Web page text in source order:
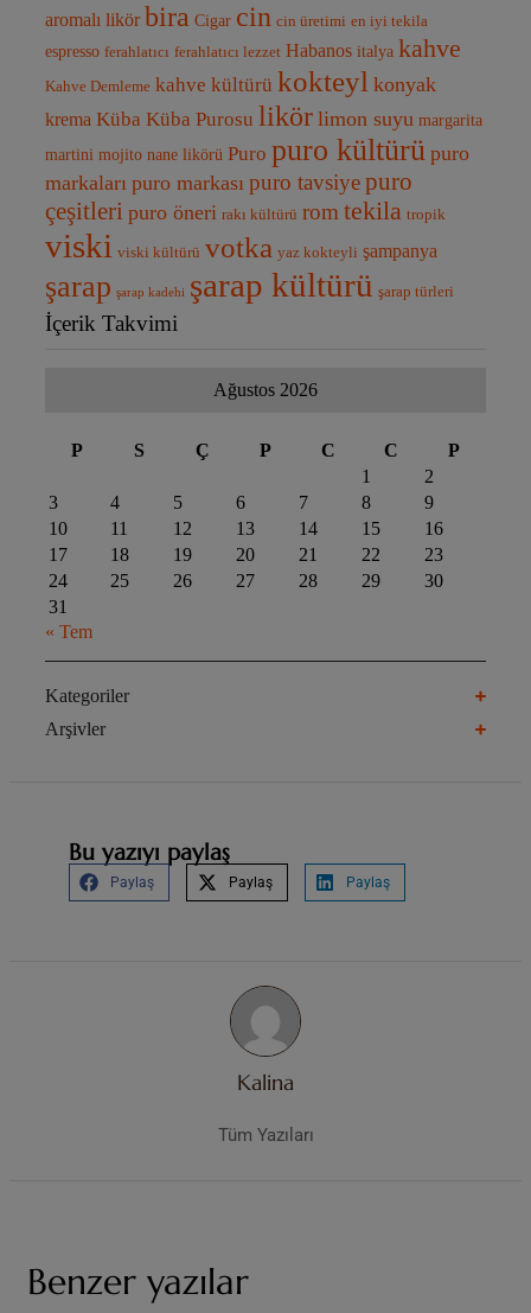
aromalı likör bira Cigar cin cin üretimi en iyi tekila
espresso ferahlatıcı ferahlatıcı lezzet Habanos italya kahve
Kahve Demleme kahve kültürü kokteyl konyak
krema Küba Küba Purosu likör limon suyu margarita
martini mojito nane likörü Puro puro kültürü puro
markaları puro markası puro tavsiyepuro
çeşitleri puro öneri rakı kültürü rom tekila tropik
viski viski kültürü votka yaz kokteyli şampanya
şarap şarap kadehi şarap kültürü şarap türleri
İçerik Takvimi
Ağustos 2026
P S Ç P C C
P
1
2
3
4 5 6 7 8
9
10
11 12 13 14 15
16
17
18 19 20 21 22
23
24
25 26 27 28 29
30
31
« Tem
Kategoriler
Arşivler
Bu yazıyı paylaş
Paylaş Paylaş Paylaş
Kalina
Tüm Yazıları
Benzer yazılar